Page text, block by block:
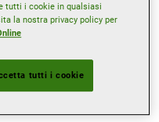
15:30-20:00
15:30-20:00
15:30-20:00
tutti i cookie in qualsiasi
la nostra privacy policy per
tutti i cookie